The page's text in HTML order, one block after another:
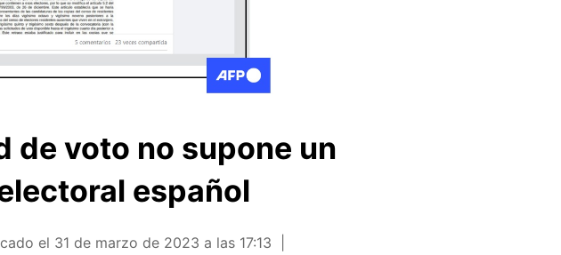
de voto no supone un
español
el 31 de marzo de 2023 a las 17:13